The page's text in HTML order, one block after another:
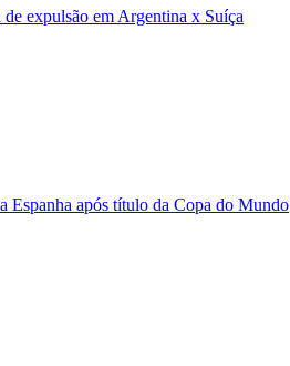
expulsão em Argentina x Suíça
Espanha após título da Copa do Mundo